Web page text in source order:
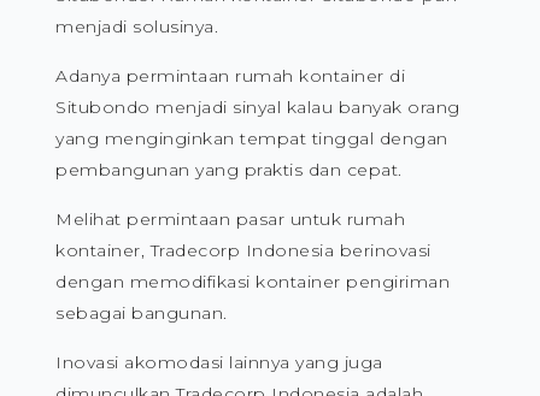
Fleksibilitas dan efisiensi kini menjadi
untuk memiliki tempat tinggal. Ketersediaan
lahan dengan luas yang terbatas adalah alasan
di balik perlunya hunian yang inovatif di
Situbondo. Rumah kontainer Situbondo pun
menjadi solusinya.
Adanya permintaan rumah kontainer di
Situbondo menjadi sinyal kalau banyak orang
yang menginginkan tempat tinggal dengan
pembangunan yang praktis dan cepat.